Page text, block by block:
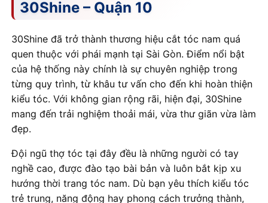
30Shine – Quận 10
30Shine đã trở thành thương hiệu cắt tóc nam quá
quen thuộc với phái mạnh tại Sài Gòn. Điểm nổi bật
của hệ thống này chính là sự chuyên nghiệp trong
từng quy trình, từ khâu tư vấn cho đến khi hoàn thiện
kiểu tóc. Với không gian rộng rãi, hiện đại, 30Shine
mang đến trải nghiệm thoải mái, vừa thư giãn vừa làm
đẹp.
Đội ngũ thợ tóc tại đây đều là những người có tay
nghề cao, được đào tạo bài bản và luôn bắt kịp xu
hướng thời trang tóc nam. Dù bạn yêu thích kiểu tóc
trẻ trung, năng động hay phong cách trưởng thành,